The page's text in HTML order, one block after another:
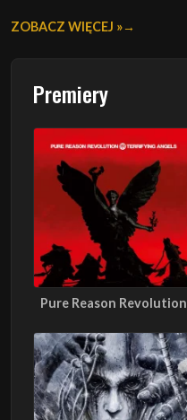
ZOBACZ WIĘCEJ »
Premiery
Pure Reason Revolution